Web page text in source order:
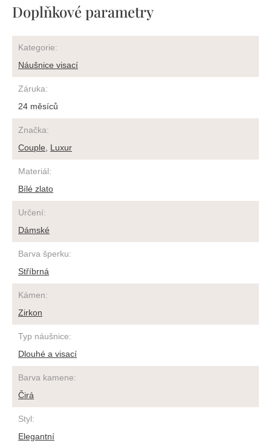
Doplňkové parametry
Kategorie:
Náušnice visací
Záruka:
24 měsíců
Značka:
Couple
Luxur
Materiál:
Bílé zlato
Určení:
Dámské
Barva šperku:
Stříbrná
Kámen:
Zirkon
Typ náušnice:
Dlouhé a visací
Barva kamene:
Čirá
Styl:
Elegantní